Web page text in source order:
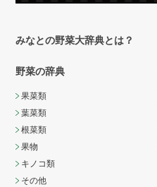
みなとの野菜大辞典とは？
野菜の辞典
果菜類
葉菜類
根菜類
果物
キノコ類
その他